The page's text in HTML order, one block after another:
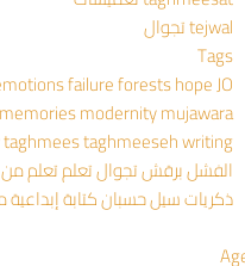
tejwal تجوال
Tags
failureforestshopeJO
memoriesmodernitymujawara
taghmeestaghmeesehwriting
الفشلبرقشتجوالتعلمتعلم من
ذكرياتسيل حسبانكتابة إبداعية